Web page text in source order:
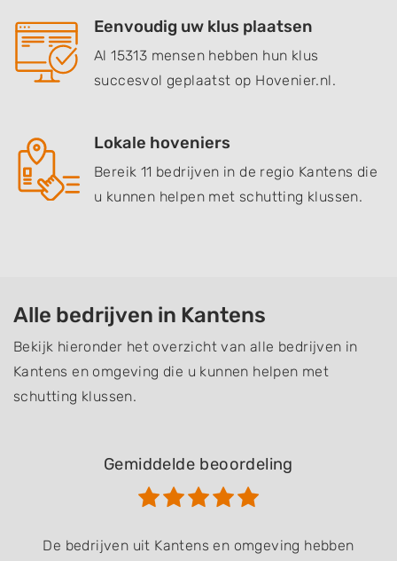
Eenvoudig uw klus plaatsen
Al 15313 mensen hebben hun klus
succesvol geplaatst op Hovenier.nl.
Lokale hoveniers
Bereik 11 bedrijven in de regio Kantens die
u kunnen helpen met schutting klussen.
Alle bedrijven in Kantens
Bekijk hieronder het overzicht van alle bedrijven in
Kantens en omgeving die u kunnen helpen met
schutting klussen.
Gemiddelde beoordeling
De bedrijven uit Kantens en omgeving hebben